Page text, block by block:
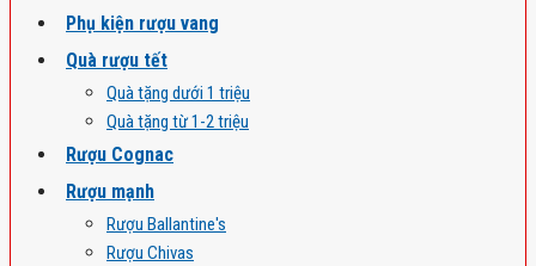
Phụ kiện rượu vang
Quà rượu tết
Quà tặng dưới 1 triệu
Quà tặng từ 1-2 triệu
Rượu Cognac
Rượu mạnh
Rượu Ballantine's
Rượu Chivas